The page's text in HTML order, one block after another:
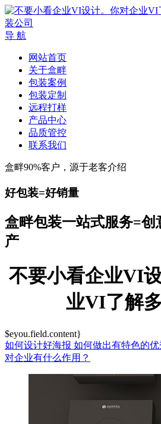
导 航
网站首页
关于盒畔
包装案例
包装定制
远程打样
产品中心
品质管控
联系我们
盒畔90%客户，源于老客介绍
好包装=好销量
盒畔包装一站式服务=创
产
不要小看企业VI
业VI了解
$eyou.field.content}
如何设计好海报 如何做出有特色的优
对企业有什么作用？